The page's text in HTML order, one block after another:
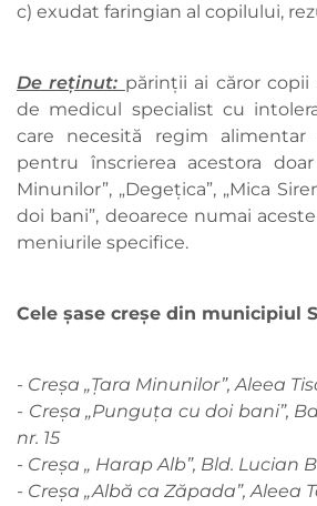
c) exudat faringian al copilului,
De reținut: părinții ai căror
de medicul specialist cu
care necesită regim
pentru înscrierea acestora
Minunilor”, „Degețica”, „Mica
doi bani”, deoarece numai
meniurile specifice.
Cele șase creșe din municipiul
- Creşa „Ţara Minunilor”, Aleea
- Creşa „Punguţa cu doi bani”,
nr. 15
- Creşa „ Harap Alb”, Bld. Lucian
- Creşa „Albă ca Zăpada”, Aleea